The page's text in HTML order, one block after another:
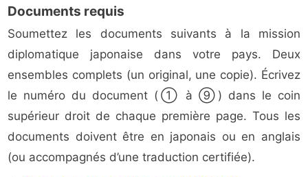
Documents requis
Soumettez les documents suivants à la mission
diplomatique japonaise dans votre pays. Deux
ensembles complets (un original, une copie). Écrivez
le numéro du document (① à ⑨) dans le coin
supérieur droit de chaque première page. Tous les
documents doivent être en japonais ou en anglais
(ou accompagnés d’une traduction certifiée).